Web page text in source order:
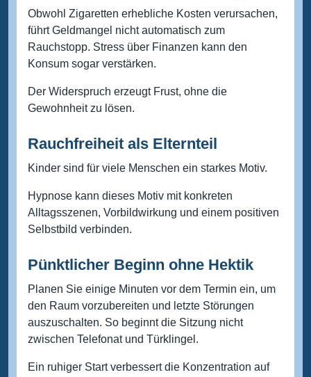
Obwohl Zigaretten erhebliche Kosten verursachen,
führt Geldmangel nicht automatisch zum
Rauchstopp. Stress über Finanzen kann den
Konsum sogar verstärken.
Der Widerspruch erzeugt Frust, ohne die
Gewohnheit zu lösen.
Rauchfreiheit als Elternteil
Kinder sind für viele Menschen ein starkes Motiv.
Hypnose kann dieses Motiv mit konkreten
Alltagsszenen, Vorbildwirkung und einem positiven
Selbstbild verbinden.
Pünktlicher Beginn ohne Hektik
Planen Sie einige Minuten vor dem Termin ein, um
den Raum vorzubereiten und letzte Störungen
auszuschalten. So beginnt die Sitzung nicht
zwischen Telefonat und Türklingel.
Ein ruhiger Start verbessert die Konzentration auf